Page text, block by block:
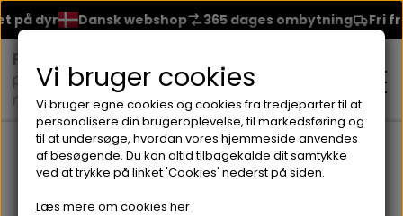
dyr Dansk webshop 365 dages ombytning Fri
MAKEUP
Forside Brands Lorvenn Hårprodukter Phyto Glam
Vi bruger cookies
Vi bruger egne cookies og cookies fra tredjeparter til at
personalisere din brugeroplevelse, til markedsføring og
til at undersøge, hvordan vores hjemmeside anvendes
af besøgende. Du kan altid tilbagekalde dit samtykke
ved at trykke på linket 'Cookies' nederst på siden.
Læs mere om cookies her